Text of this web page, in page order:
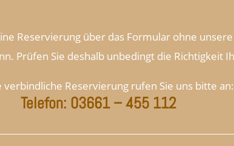
Reservierung über das Formular ohne
Prüfen Sie deshalb unbedingt die Richtigkeit
verbindliche Reservierung rufen Sie uns bitte an:
Telefon: 03661 – 455 112